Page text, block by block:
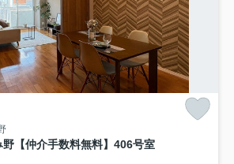
【仲介手数料無料】 406号室